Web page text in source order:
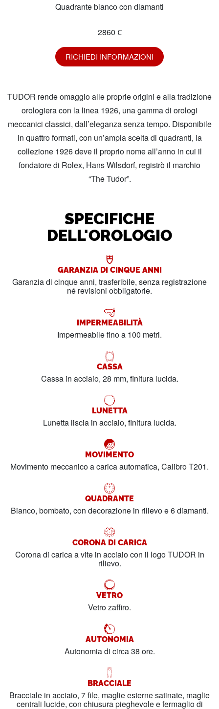
Quadrante bianco con diamanti
2860 €
RICHIEDI INFORMAZIONI
TUDOR rende omaggio alle proprie origini e alla tradizione
orologiera con la linea 1926, una gamma di orologi
meccanici classici, dall’eleganza senza tempo. Disponibile
in quattro formati, con un’ampia scelta di quadranti, la
collezione 1926 deve il proprio nome all’anno in cui il
fondatore di Rolex, Hans Wilsdorf, registrò il marchio
“The Tudor”.
SPECIFICHE
DELL'OROLOGIO
GARANZIA DI CINQUE ANNI
Garanzia di cinque anni, trasferibile, senza registrazione
né revisioni obbligatorie.
IMPERMEABILITÀ
Impermeabile fino a 100 metri.
CASSA
Cassa in acciaio, 28 mm, finitura lucida.
LUNETTA
Lunetta liscia in acciaio, finitura lucida.
MOVIMENTO
Movimento meccanico a carica automatica, Calibro T201.
QUADRANTE
Bianco, bombato, con decorazione in rilievo e 6 diamanti.
CORONA DI CARICA
Corona di carica a vite in acciaio con il logo TUDOR in
rilievo.
VETRO
Vetro zaffiro.
AUTONOMIA
Autonomia di circa 38 ore.
BRACCIALE
Bracciale in acciaio, 7 file, maglie esterne satinate, maglie
centrali lucide, con chiusura pieghevole e fermaglio di